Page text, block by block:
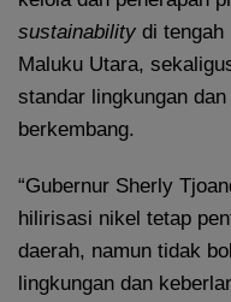
sustainability di tengah
Maluku Utara,
standar lingkungan
berkembang.
“Gubernur Sherly
hilirisasi nikel tetap
daerah, namun tidak
lingkungan dan